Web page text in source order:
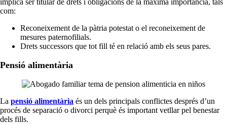
implica ser titular de drets i obligacions de la màxima importància, tals
com:
Reconeixement de la pàtria potestat o el reconeixement de
mesures paternofilials.
Drets successors que tot fill té en relació amb els seus pares.
Pensió alimentària
La pensió alimentària és un dels principals conflictes després d’un
procés de separació o divorci perquè és important vetllar pel benestar
dels fills.